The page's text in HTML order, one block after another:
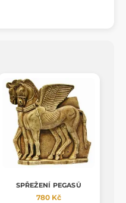
SPŘEŽENÍ PEGASŮ
780 Kč